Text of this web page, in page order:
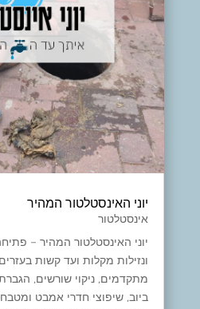
יוני האינסטלטור המהיר
אינסטלטור
יוני האינסטלטור המהיר –
ונזילות מקלות ועד קשות בעזרים
מתקדמים, ניקוי שורשים,
ביוב, שיפוצי חדרי אמבט